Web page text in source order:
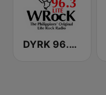
DYRK 96.3 WRocK